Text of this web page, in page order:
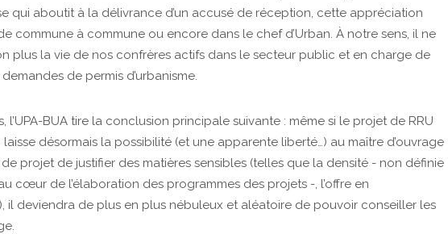
qui aboutit à la délivrance d’un accusé de réception, cette appréciation
commune à commune ou encore dans le chef d’Urban. À notre sens, il ne
plus la vie de nos confrères actifs dans le secteur public et en charge de
de permis d’urbanisme.
l’UPA-BUA tire la conclusion principale suivante : même si le projet de RRU
désormais la possibilité (et une apparente liberté…) au maître d’ouvrage
projet de justifier des matières sensibles (telles que la densité - non définie
cœur de l’élaboration des programmes des projets -, l’offre en
il deviendra de plus en plus nébuleux et aléatoire de pouvoir conseiller les